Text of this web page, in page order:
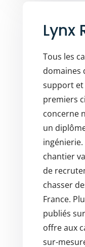
Lynx
Tous les
domaines
support et
premiers
concerne
un
chantier
de
chasser
France.
publiés
offre aux
sur-